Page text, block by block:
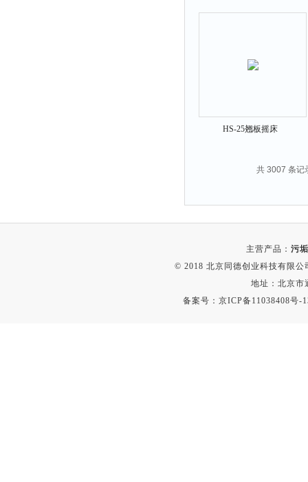
HS-25翘板摇床
共 3007 条
主营产品： 污
© 2018 北京同德创业科技有限
地址：北京市
备案号： 京ICP备11038408号-